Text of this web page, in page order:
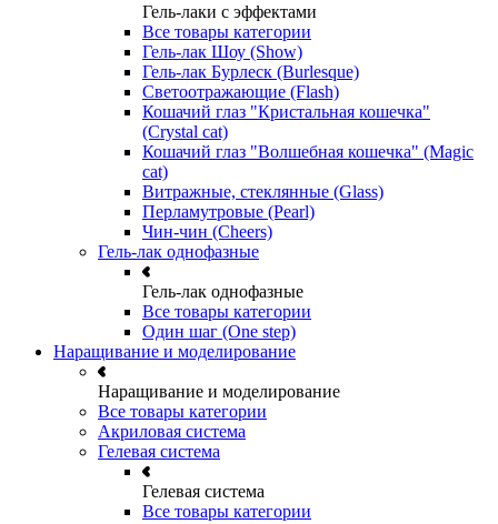
Гель-лаки с эффектами
Все товары категории
Гель-лак Шоу (Show)
Гель-лак Бурлеск (Burlesque)
Светоотражающие (Flash)
Кошачий глаз "Кристальная кошечка"
(Crystal cat)
Кошачий глаз "Волшебная кошечка" (Magic
cat)
Витражные, стеклянные (Glass)
Перламутровые (Pearl)
Чин-чин (Cheers)
Гель-лак однофазные
Гель-лак однофазные
Все товары категории
Один шаг (One step)
Наращивание и моделирование
Наращивание и моделирование
Все товары категории
Акриловая система
Гелевая система
Гелевая система
Все товары категории